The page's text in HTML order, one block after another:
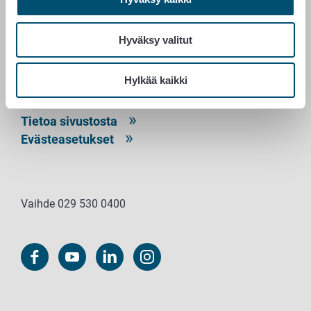
Hyväksy valitut
Hylkää kaikki
00027 RUOKAVIRASTO
Palaute
Tietosuojailmoitus
Tietoa sivustosta
Evästeasetukset
Vaihde 029 530 0400